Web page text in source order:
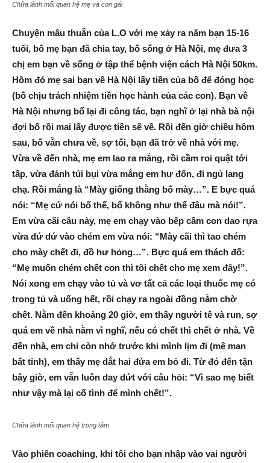
Chữa lành mối quan hệ mẹ và con gái
Chuyện mâu thuẫn của L.O với mẹ xảy ra năm bạn 15-16
tuổi, bố mẹ bạn đã chia tay, bố sống ở Hà Nội, mẹ đưa 3
chị em bạn về sống ở tập thể bệnh viện cách Hà Nội 50km.
Hôm đó mẹ sai bạn về Hà Nội lấy tiền của bố để đóng học
(bố chịu trách nhiệm tiền học hành của các con). Bạn về
Hà Nội nhưng bố lại đi công tác, bạn nghĩ ở lại nhà bà nội
đợi bố rồi mai lấy được tiền sẽ về. Rồi đến giờ chiều hôm
sau, bố vẫn chưa về, sợ tối, bạn đã trở về nhà với mẹ.
Vừa về đến nhà, mẹ em lao ra mắng, rồi cầm roi quật tới
tấp, vừa đánh túi bụi vừa mắng em hư đốn, đi ngủ lang
chạ. Rồi mắng là “Mày giống thằng bố mày…”. E bực quá
nói: “Mẹ cứ nói bố thế, bố không như thế đâu mà nói!”.
Em vừa cãi câu này, mẹ em chạy vào bếp cầm con dao rựa
vừa dứ dứ vào chém em vừa nói: “Mày cãi thì tao chém
cho mày chết đi, đồ hư hỏng…”. Bực quá em thách đố:
“Mẹ muốn chém chết con thì tôi chết cho mẹ xem đây!”.
Nói xong em chạy vào tủ và vơ tất cả các loại thuốc mẹ có
trong tủ và uống hết, rồi chạy ra ngoài đồng nằm chờ
chết. Nằm đến khoảng 20 giờ, em thấy người tê và run, sợ
quá em về nhà nằm vì nghĩ, nếu có chết thì chết ở nhà. Về
đến nhà, em chỉ còn nhớ trước khi mình lịm đi (mê man
bất tỉnh), em thấy mẹ dắt hai đứa em bỏ đi. Từ đó đến tận
bây giờ, em vẫn luôn day dứt với câu hỏi: “Vì sao mẹ biết
như vậy mà lại cố tình để mình chết!”.
Chữa lành mối quan hệ trong tâm
Vào phiên coaching, khi tôi cho bạn nhập vào vai người